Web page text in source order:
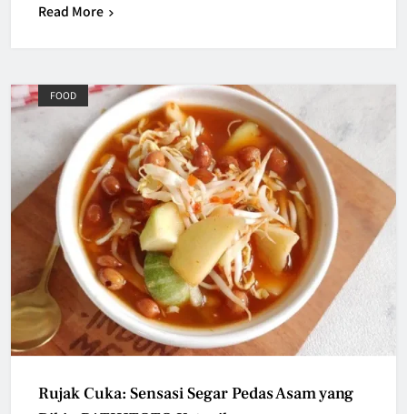
Read More
FOOD
Rujak Cuka: Sensasi Segar Pedas Asam yang